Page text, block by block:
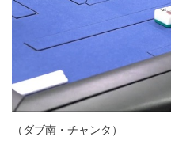
（ダブ南・チャンタ）